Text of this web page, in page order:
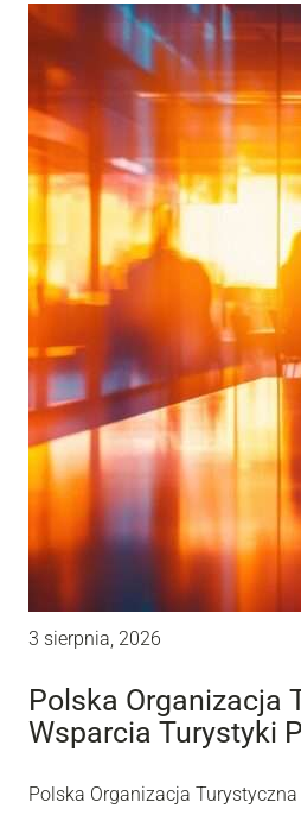
3 sierpnia, 2026
Polska Organizacja
Wsparcia Turystyki
Polska Organizacja